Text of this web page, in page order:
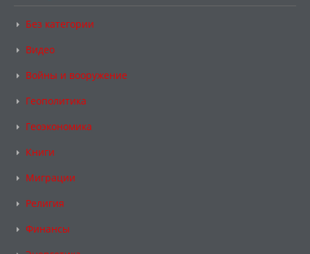
Без категории
Видео
Войны и вооружение
Геополитика
Геоэкономика
Книги
Миграции
Религия
Финансы